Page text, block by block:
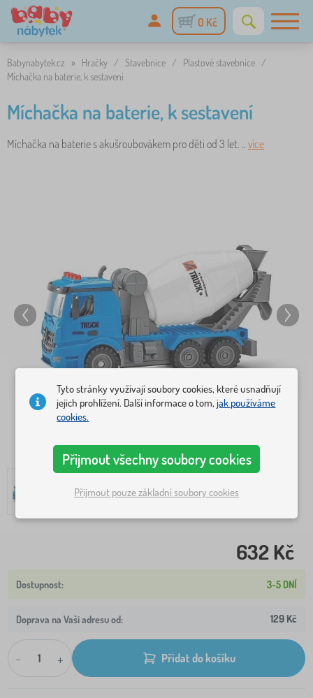
0 Kč
Babynabytek.cz » Hračky / Stavebnice / Plastové stavebnice /
Míchačka na baterie, k sestavení
Míchačka na baterie, k sestavení
Míchačka na baterie s akušroubovákem pro děti od 3 let. .. více
632 Kč
3-5 DNÍ
Doprava na Vaši adresu od: 129 Kč
- + Přidat do košíku
Tyto stránky využívají soubory cookies, které usnadňují
jejich prohlížení. Další informace o tom,jak používáme
cookies.
Přijmout všechny soubory cookies
Přijmout pouze základní soubory cookies